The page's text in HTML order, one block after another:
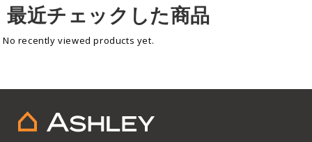
最近チェックした商品
No recently viewed products yet.